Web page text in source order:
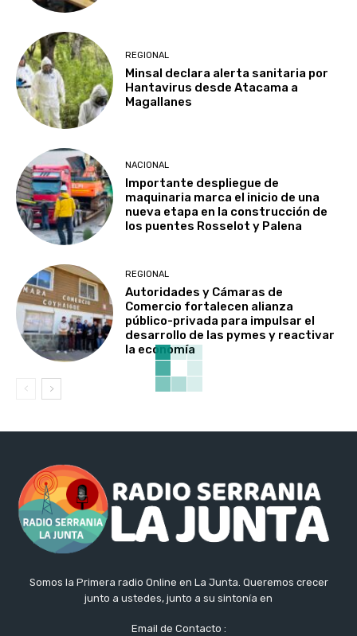
REGIONAL
Minsal declara alerta sanitaria por
Hantavirus desde Atacama a
Magallanes
NACIONAL
Importante despliegue de
maquinaria marca el inicio de una
nueva etapa en la construcción de
los puentes Rosselot y Palena
REGIONAL
Autoridades y Cámaras de
Comercio fortalecen alianza
público-privada para impulsar el
desarrollo de las pymes y reactivar
la economía
Somos la Primera radio Online en La Junta. Queremos crecer
junto a ustedes, junto a su sintonía en
Email de Contacto :